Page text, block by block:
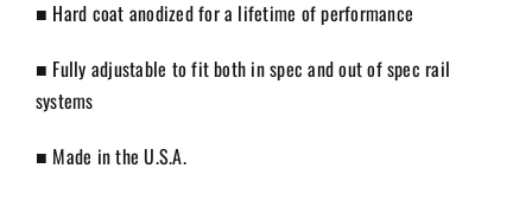
■ Hard coat anodized for a lifetime of performance
■ Fully adjustable to fit both in spec and out of spec rail
systems
■ Made in the U.S.A.